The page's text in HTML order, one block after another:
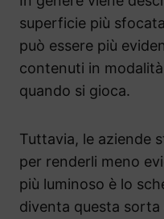
superficie più
può essere più
contenuti in
quando si gioca.
Tuttavia, le aziende
per renderli meno
più luminoso è lo
diventa questa sorta